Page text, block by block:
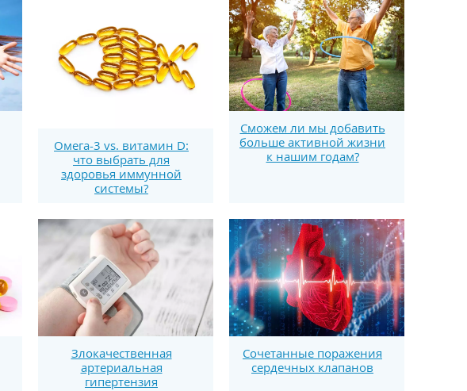
Омега-3 vs. витамин D:
что выбрать для
здоровья иммунной
системы?
Сможем ли мы добавить
больше активной жизни
к нашим годам?
Злокачественная
артериальная
гипертензия
Сочетанные поражения
сердечных клапанов